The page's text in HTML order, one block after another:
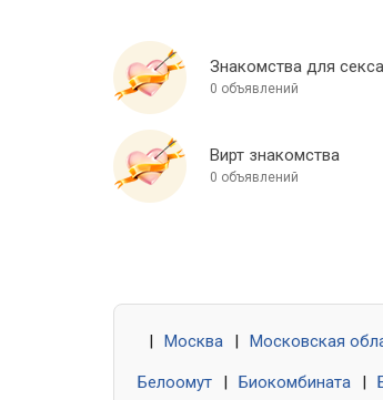
Знакомства для секса
0 объявлений
Вирт знакомства
0 объявлений
Москва Московская
Белоомут Биокомбината